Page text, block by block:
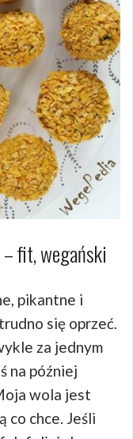
– fit, wegański
pikantne i
się oprzeć.
za jednym
na później
wola jest
co chce. Jeśli